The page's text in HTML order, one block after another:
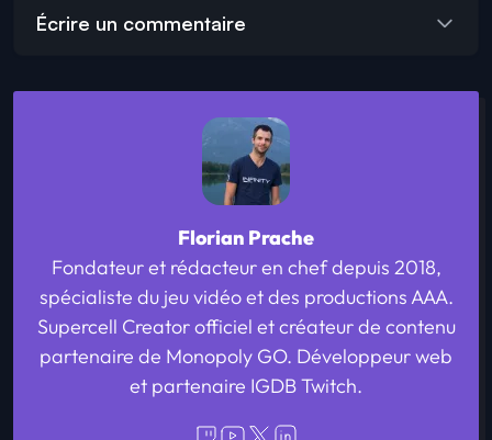
Écrire un commentaire
Florian Prache
Fondateur et rédacteur en chef depuis 2018,
spécialiste du jeu vidéo et des productions AAA.
Supercell Creator officiel et créateur de contenu
partenaire de Monopoly GO. Développeur web
et partenaire IGDB Twitch.